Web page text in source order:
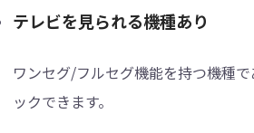
テレビを見られる機種あり
ワンセグ/フルセグ機能を持つ機種
ックできます。